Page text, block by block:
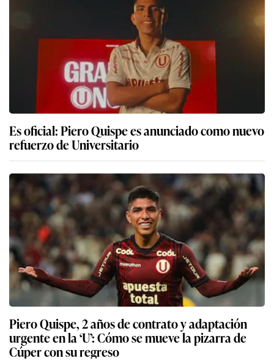
Es oficial: Piero Quispe es anunciado como nuevo
refuerzo de Universitario
Piero Quispe, 2 años de contrato y adaptación
urgente en la ‘U’: Cómo se mueve la pizarra de
Cúper con su regreso